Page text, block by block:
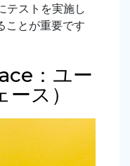
テストを実施し
ことが重要です
：ユー
ス）